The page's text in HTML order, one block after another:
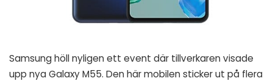
Samsung höll nyligen ett event där tillverkaren visade
upp nya Galaxy M55. Den här mobilen sticker ut på flera